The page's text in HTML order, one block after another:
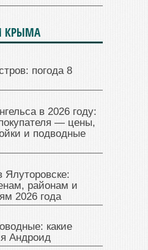
КРЫМА
погода 8
в 2026 году:
— цены,
и подводные
Ялуторовске:
районам и
2026 года
какие
Андроид